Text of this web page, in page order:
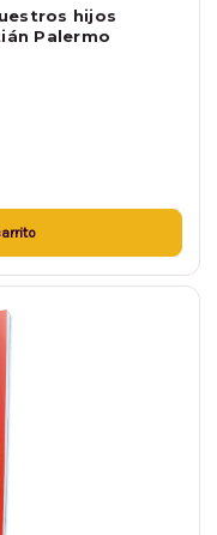
hijos
Palermo